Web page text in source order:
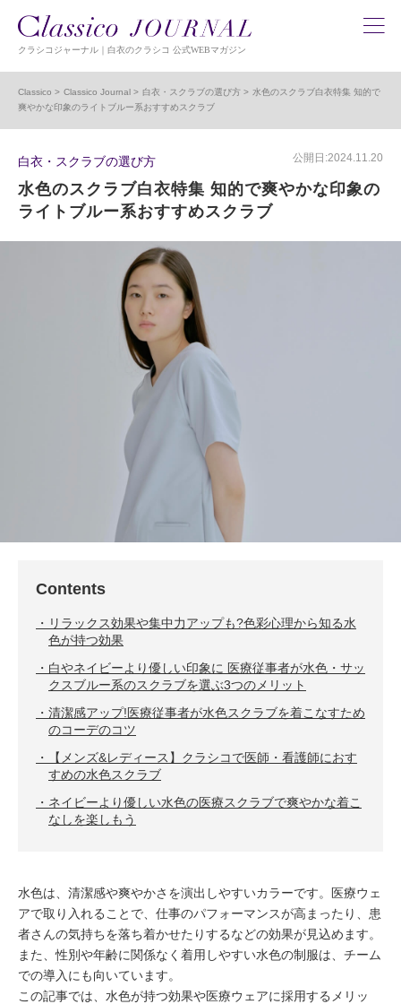
クラシコジャーナル｜白衣のクラシコ 公式WEBマガジン
Classico Classico Journal 白衣・スクラブの選び方
水色のスクラブ白衣特集 知的で
爽やかな印象のライトブルー系おすすめスクラブ
白衣・スクラブの選び方 公開日:2024.11.20
水色のスクラブ白衣特集 知的で爽やかな印象の
ライトブルー系おすすめスクラブ
Contents
リラックス効果や集中力アップも?色彩心理から知る水
色が持つ効果
白やネイビーより優しい印象に 医療従事者が水色・サッ
クスブルー系のスクラブを選ぶ3つのメリット
清潔感アップ!医療従事者が水色スクラブを着こなすため
のコーデのコツ
【メンズ&レディース】クラシコで医師・看護師におす
すめの水色スクラブ
ネイビーより優しい水色の医療スクラブで爽やかな着こ
なしを楽しもう
水色は、清潔感や爽やかさを演出しやすいカラーです。医療ウェ
アで取り入れることで、仕事のパフォーマンスが高まったり、患
者さんの気持ちを落ち着かせたりするなどの効果が見込めます。
また、性別や年齢に関係なく着用しやすい水色の制服は、チーム
での導入にも向いています。
この記事では、水色が持つ効果や医療ウェアに採用するメリッ